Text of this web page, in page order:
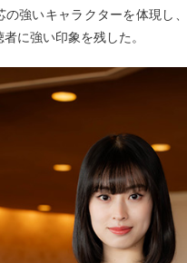
の強いキャラクターを体現し
に強い印象を残した。